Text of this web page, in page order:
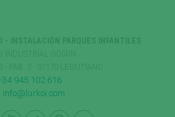
945 102 616
info@lurkoi.com